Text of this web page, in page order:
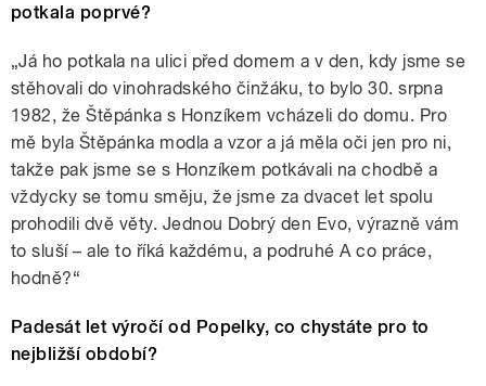
potkala poprvé?
„Já ho potkala na ulici před domem a v den, kdy jsme se
stěhovali do vinohradského činžáku, to bylo 30. srpna
1982, že Štěpánka s Honzíkem vcházeli do domu. Pro
mě byla Štěpánka modla a vzor a já měla oči jen pro ni,
takže pak jsme se s Honzíkem potkávali na chodbě a
vždycky se tomu směju, že jsme za dvacet let spolu
prohodili dvě věty. Jednou Dobrý den Evo, výrazně vám
to sluší – ale to říká každému, a podruhé A co práce,
hodně?“
Padesát let výročí od Popelky, co chystáte pro to
nejbližší období?